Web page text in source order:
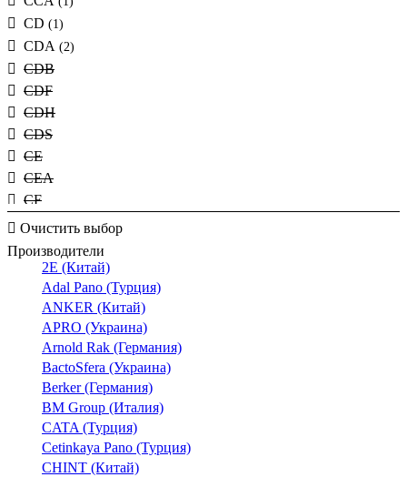
CD (1)
CDA (2)
CDB
CDF
CDH
CDS
CE
CEA
CF
CFA
CFI6
CGA
CNA
CPA
CPH
DIFO 2
DIFO 4
e.industrial.rccb
e.rccb.pro(5)
Очистить выбор
Производители
2E (Китай)
Adal Pano (Турция)
ANKER (Китай)
APRO (Украина)
Arnold Rak (Германия)
BactoSfera (Украина)
Berker (Германия)
BM Group (Италия)
CATA (Турция)
Cetinkaya Pano (Турция)
CHINT (Китай)